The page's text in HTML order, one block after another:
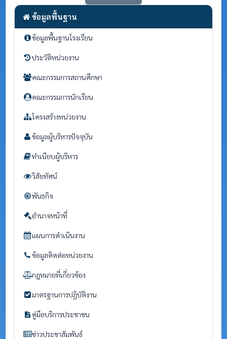
ข้อมูลพื้นฐาน
ข้อมูลพื้นฐานโรงเรียน
ประวัติหน่วยงาน
คณะกรรมการสถานศึกษา
คณะกรรมการนักเรียน
โครงสร้างหน่วยงาน
ข้อมูลผู้บริหารปัจจุบัน
ทำเนียบผู้บริหาร
วิสัยทัศน์
พันธกิจ
อำนาจหน้าที่
แผนการดำเนินงาน
ข้อมูลติดต่อหน่วยงาน
กฎหมายที่เกี่ยวข้อง
มาตรฐานการปฏิบัติงาน
คู่มือบริการประชาชน
ข่าวประชาสัมพันธ์